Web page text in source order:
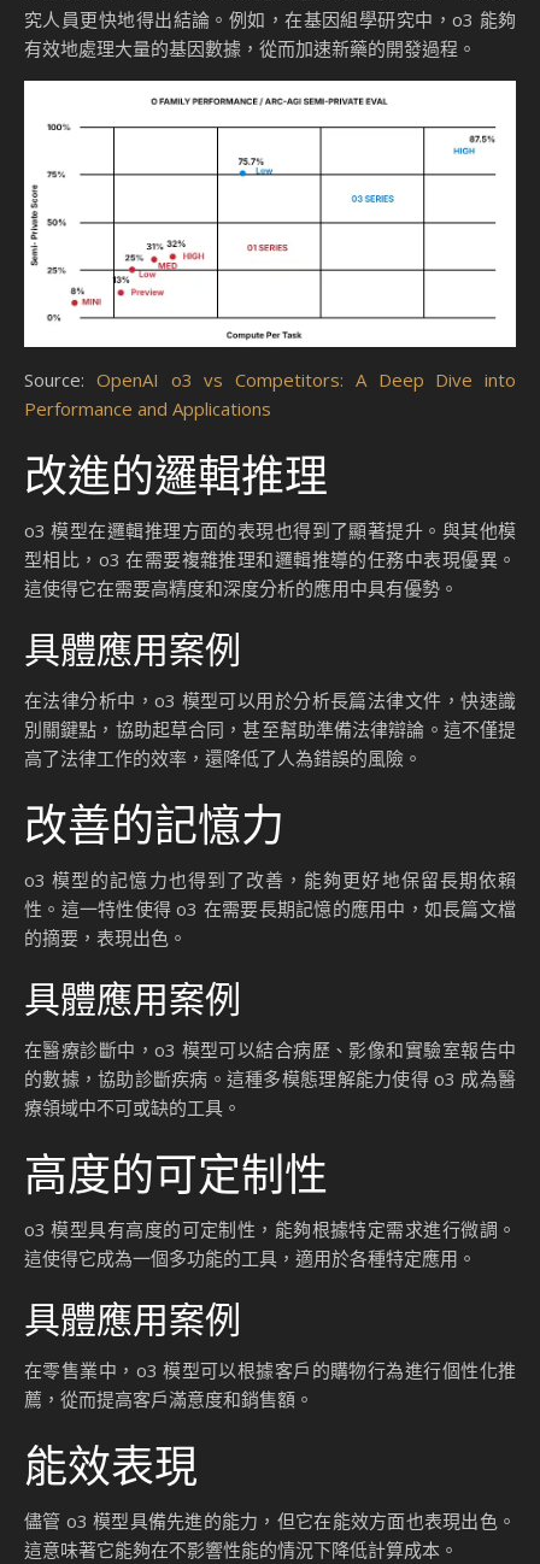
究人員更快地得出結論。例如，在基因組學研究中，o3 能夠
有效地處理大量的基因數據，從而加速新藥的開發過程。
Source: OpenAI o3 vs Competitors: A Deep Dive into
Performance and Applications
改進的邏輯推理
o3 模型在邏輯推理方面的表現也得到了顯著提升。與其他模
型相比，o3 在需要複雜推理和邏輯推導的任務中表現優異。
這使得它在需要高精度和深度分析的應用中具有優勢。
具體應用案例
在法律分析中，o3 模型可以用於分析長篇法律文件，快速識
別關鍵點，協助起草合同，甚至幫助準備法律辯論。這不僅提
高了法律工作的效率，還降低了人為錯誤的風險。
改善的記憶力
o3 模型的記憶力也得到了改善，能夠更好地保留長期依賴
性。這一特性使得 o3 在需要長期記憶的應用中，如長篇文檔
的摘要，表現出色。
具體應用案例
在醫療診斷中，o3 模型可以結合病歷、影像和實驗室報告中
的數據，協助診斷疾病。這種多模態理解能力使得 o3 成為醫
療領域中不可或缺的工具。
高度的可定制性
o3 模型具有高度的可定制性，能夠根據特定需求進行微調。
這使得它成為一個多功能的工具，適用於各種特定應用。
具體應用案例
在零售業中，o3 模型可以根據客戶的購物行為進行個性化推
薦，從而提高客戶滿意度和銷售額。
能效表現
儘管 o3 模型具備先進的能力，但它在能效方面也表現出色。
這意味著它能夠在不影響性能的情況下降低計算成本。